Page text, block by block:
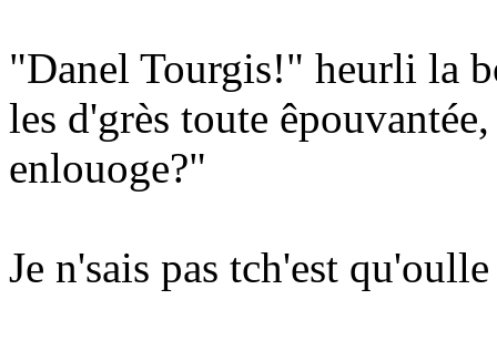
"Danel Tourgis!" heurli la
les d'grès toute
enlouoge?"
Je n'sais pas tch'est